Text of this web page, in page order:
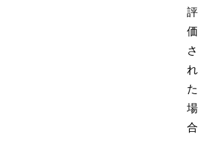
評
価
さ
れ
た
場
合